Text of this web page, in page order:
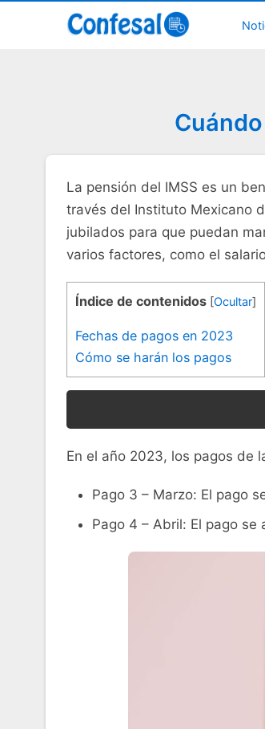
La pensión del IMSS es un
través del Instituto Mexicano
jubilados para que puedan
varios factores, como el
Índice de contenidos [Ocultar]
Fechas de pagos en 2023
Cómo se harán los pagos
En el año 2023, los pagos de
Pago 3 – Marzo: El pago
Pago 4 – Abril: El pago